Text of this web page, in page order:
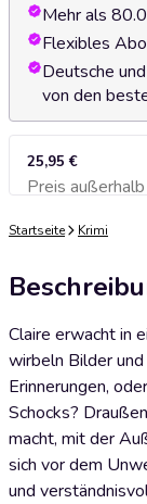
Mehr als
Flexibles
Deutsche
von den
25,95 €
Preis
Startseite Krimi
Claire erwacht in
wirbeln Bilder
Erinnerungen,
Schocks?
macht, mit der
sich vor dem
und